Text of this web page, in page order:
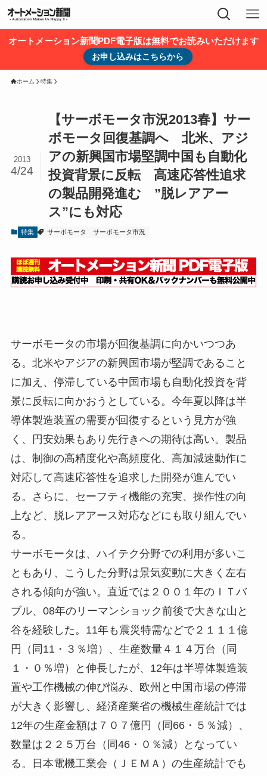
オートメーション新聞PDF電子版は無料でお読みいただけます
お申し込みはこちらから
ホーム 特集
【サーボモータ市況2013春】サー
ボモータ回復基調へ 北米、アジ
アの新興国市場堅調中国も自動化
投資背景に反転 高速応答性追求
の製品開発進む ”脱レアアー
ス”にも対応
2013
4/24
特集 サーボモータ サーボモータ市況
サーボモータの市場が回復基調に向かいつつあ
る。北米やアジアの新興国市場が堅調であること
に加え、停滞している中国市場も自動化投資を背
景に反転に向かおうとしている。今年夏以降は半
導体製造装置の需要が回復するという見方が強
く、円安効果もあり先行きへの期待は高い。製品
は、制御の高精度化や高頻度化、高加減速動作に
対応して高速応答性を追求した開発が進んでい
る。さらに、セーフティ機能の充実、操作性の向
上など、脱レアアース対応などにも取り組んでい
る。
サーボモータは、ハイテク分野での利用が多いこ
ともあり、こうした分野は景気変動に大きく左右
される傾向が強い。直近では２００１年のＩＴバ
ブル、08年のリーマンショック前後で大きな山と
谷を経験した。11年も震災特需などで２１１１億
円（同11・３％増）、生産数量４１４万台（同
１・０％増）と伸長したが、12年は半導体製造装
置や工作機械の伸び悩み、欧州と中国市場の停滞
が大きく影響し、経済産業省の機械生産統計では
12年の生産金額は７０７億円（同66・５％減）、
数量は２２５万台（同46・０％減）となってい
る。日本電機工業会（ＪＥＭＡ）の生産統計でも